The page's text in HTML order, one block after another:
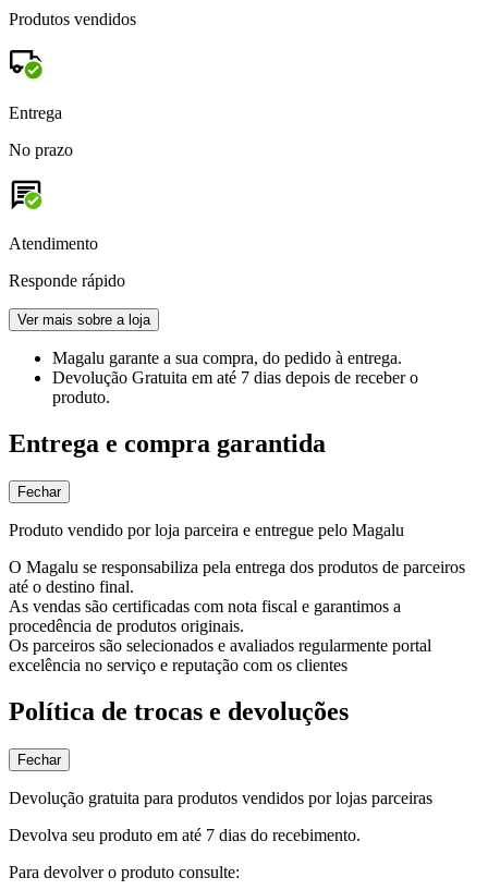
Produtos vendidos
Entrega
No prazo
Atendimento
Responde rápido
Ver mais sobre a loja
Magalu garante a sua compra, do pedido à entrega.
Devolução Gratuita em até 7 dias depois de receber o
produto.
Entrega e compra garantida
Fechar
Produto vendido por loja parceira e entregue pelo Magalu
O Magalu se responsabiliza pela entrega dos produtos de parceiros
até o destino final.
As vendas são certificadas com nota fiscal e garantimos a
procedência de produtos originais.
Os parceiros são selecionados e avaliados regularmente portal
excelência no serviço e reputação com os clientes
Política de trocas e devoluções
Fechar
Devolução gratuita para produtos vendidos por lojas parceiras
Devolva seu produto em até 7 dias do recebimento.
Para devolver o produto consulte: